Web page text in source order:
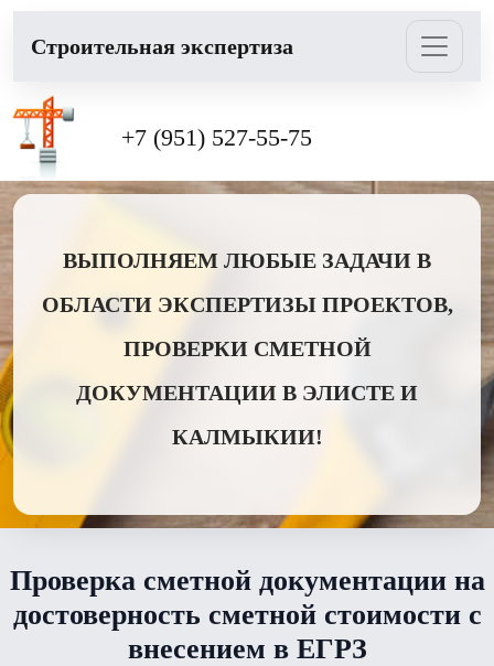
Cтроительная экспертиза
+7 (951) 527-55-75
ВЫПОЛНЯЕМ ЛЮБЫЕ ЗАДАЧИ В
ОБЛАСТИ ЭКСПЕРТИЗЫ ПРОЕКТОВ,
ПРОВЕРКИ СМЕТНОЙ
ДОКУМЕНТАЦИИ В ЭЛИСТЕ И
КАЛМЫКИИ!
Проверка сметной документации на
достоверность сметной стоимости с
внесением в ЕГРЗ